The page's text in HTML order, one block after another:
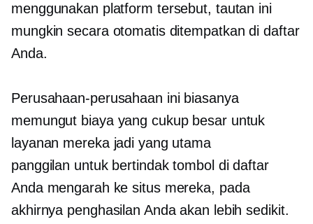
menggunakan platform tersebut, tautan ini
mungkin secara otomatis ditempatkan di daftar
Anda.
Perusahaan-perusahaan ini biasanya
memungut biaya yang cukup besar untuk
layanan mereka jadi yang utama
panggilan untuk bertindaktombol di daftar
Anda mengarah ke situs mereka, pada
akhirnya penghasilan Anda akan lebih sedikit.